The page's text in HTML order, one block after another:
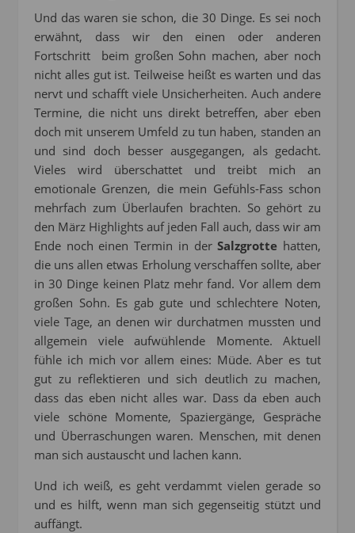
Und das waren sie schon, die 30 Dinge. Es sei noch
erwähnt, dass wir den einen oder anderen
Fortschritt beim großen Sohn machen, aber noch
nicht alles gut ist. Teilweise heißt es warten und das
nervt und schafft viele Unsicherheiten. Auch andere
Termine, die nicht uns direkt betreffen, aber eben
doch mit unserem Umfeld zu tun haben, standen an
und sind doch besser ausgegangen, als gedacht.
Vieles wird überschattet und treibt mich an
emotionale Grenzen, die mein Gefühls-Fass schon
mehrfach zum Überlaufen brachten. So gehört zu
den März Highlights auf jeden Fall auch, dass wir am
Ende noch einen Termin in derSalzgrotte hatten,
die uns allen etwas Erholung verschaffen sollte, aber
in 30 Dinge keinen Platz mehr fand. Vor allem dem
großen Sohn. Es gab gute und schlechtere Noten,
viele Tage, an denen wir durchatmen mussten und
allgemein viele aufwühlende Momente. Aktuell
fühle ich mich vor allem eines: Müde. Aber es tut
gut zu reflektieren und sich deutlich zu machen,
dass das eben nicht alles war. Dass da eben auch
viele schöne Momente, Spaziergänge, Gespräche
und Überraschungen waren. Menschen, mit denen
man sich austauscht und lachen kann.
Und ich weiß, es geht verdammt vielen gerade so
und es hilft, wenn man sich gegenseitig stützt und
auffängt.